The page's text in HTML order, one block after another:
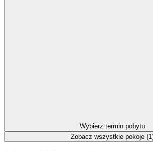
Wybierz termin pobytu
Zobacz wszystkie pokoje